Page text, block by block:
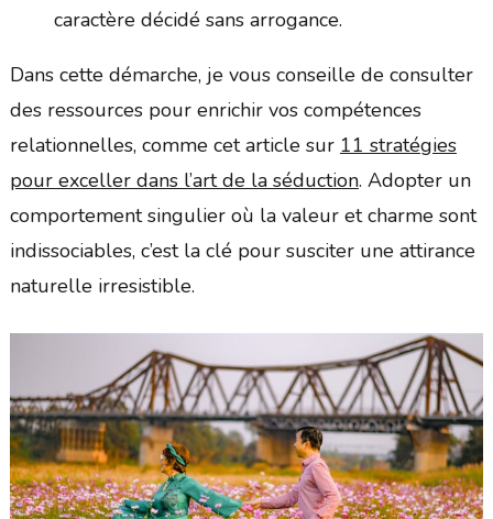
caractère décidé sans arrogance.
Dans cette démarche, je vous conseille de consulter
des ressources pour enrichir vos compétences
relationnelles, comme cet article sur 11 stratégies
pour exceller dans l’art de la séduction. Adopter un
comportement singulier où la valeur et charme sont
indissociables, c’est la clé pour susciter une attirance
naturelle irresistible.